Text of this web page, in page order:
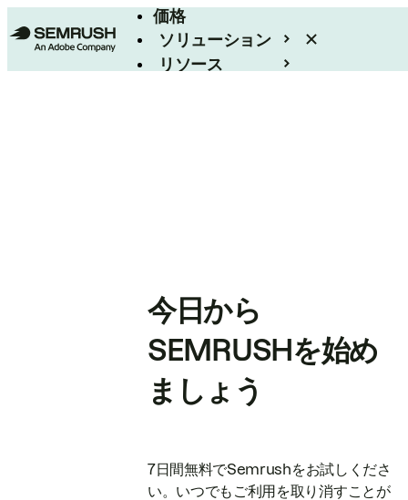
価格
ソリューション
リソース
今日から
SEMRUSHを始め
ましょう
7日間無料でSemrushをお試しくださ
い。いつでもご利用を取り消すことが